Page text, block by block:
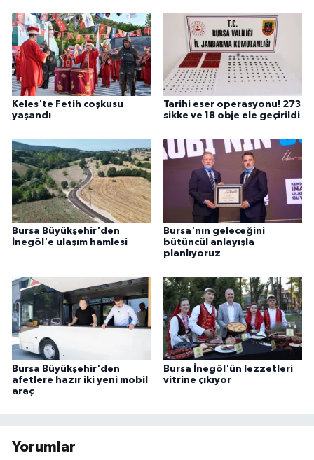
Keles'te Fetih coşkusu
yaşandı
Tarihi eser operasyonu! 273
sikke ve 18 obje ele geçirildi
Bursa Büyükşehir'den
İnegöl'e ulaşım hamlesi
Bursa'nın geleceğini
bütüncül anlayışla
planlıyoruz
Bursa Büyükşehir'den
afetlere hazır iki yeni mobil
araç
Bursa İnegöl'ün lezzetleri
vitrine çıkıyor
Yorumlar